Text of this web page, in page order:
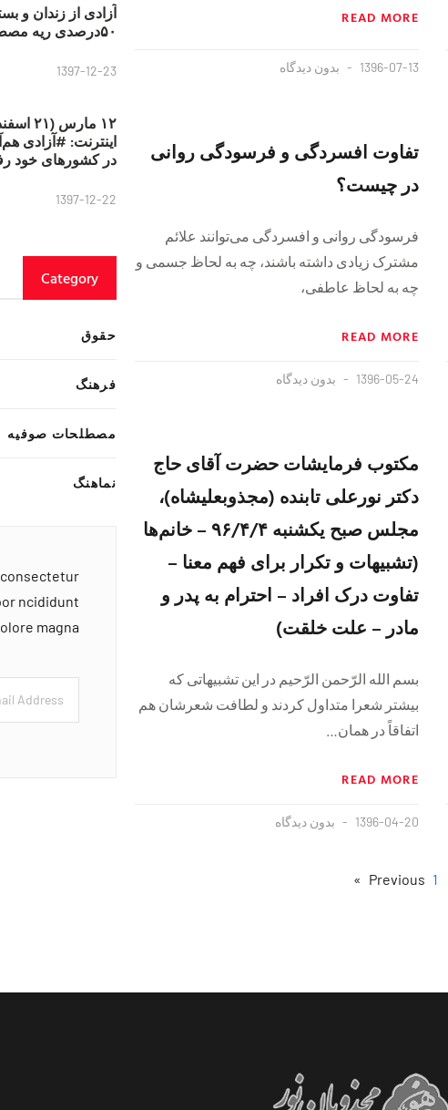
READ MORE
1396-07-13 بدون دیدگاه
تفاوت افسردگی و فرسودگی روانی
در چیست؟
فرسودگی روانی و افسردگی می‌توانند علائم
مشترک زیادی داشته باشند، چه به لحاظ جسمی و
چه به لحاظ عاطفی،
READ MORE
1396-05-24 بدون دیدگاه
مکتوب فرمایشات حضرت آقای حاج
دکتر نورعلی تابنده (مجذوبعلیشاه)،
مجلس صبح یکشنبه ۹۶/۴/۴ – خانم‌ها
(تشبیهات و تکرار برای فهم معنا –
تفاوت درک افراد – احترام به پدر و
مادر – علت خلقت)
بسم الله الرّحمن الرّحیم در این تشبیهاتی که
بیشتر شعرا متداول کردند و لطافت شعرشان هم
اتفاقاً در‌‌ همان…
READ MORE
1396-04-20 بدون دیدگاه
1
آزادی از زندان و
۵۰درصدی ریه مصطفی دانشجو
1397-12-23
۱۲
در کشورهای خود
1397-12-22
Category
حقوق
فرهنگ
مصطلحات صوفیه
نماهنگ
ncididunt
magna